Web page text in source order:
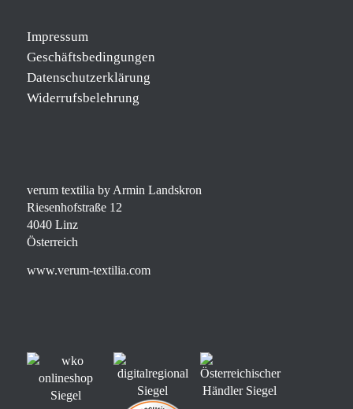
Impressum
Geschäftsbedingungen
Datenschutzerklärung
Widerrufsbelehrung
verum textilia by Armin Landskron
Riesenhofstraße 12
4040 Linz
Österreich
www.verum-textilia.com